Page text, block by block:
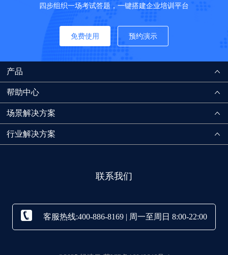
四步组织一场考试答题，一键搭建企业培训平台
免费使用 预约演示
产品
帮助中心
场景解决方案
行业解决方案
联系我们
客服热线:400-886-8169 | 周一至周日 8:00-22:00